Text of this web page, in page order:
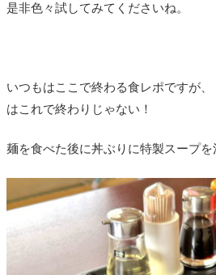
是非色々試してみてくださいね。
いつもはここで終わる食レポですが、
はこれで終わりじゃない！
麺を食べた後に丼ぶりに特製スープを